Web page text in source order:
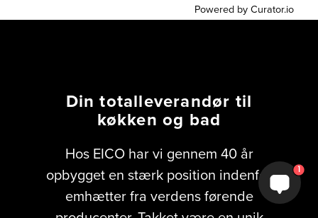
Powered by Curator.io
Din totalleverandør til
køkken og bad
Hos EICO har vi gennem 40 år
opbygget en stærk position indenfor
emhætter fra verdens førende
1